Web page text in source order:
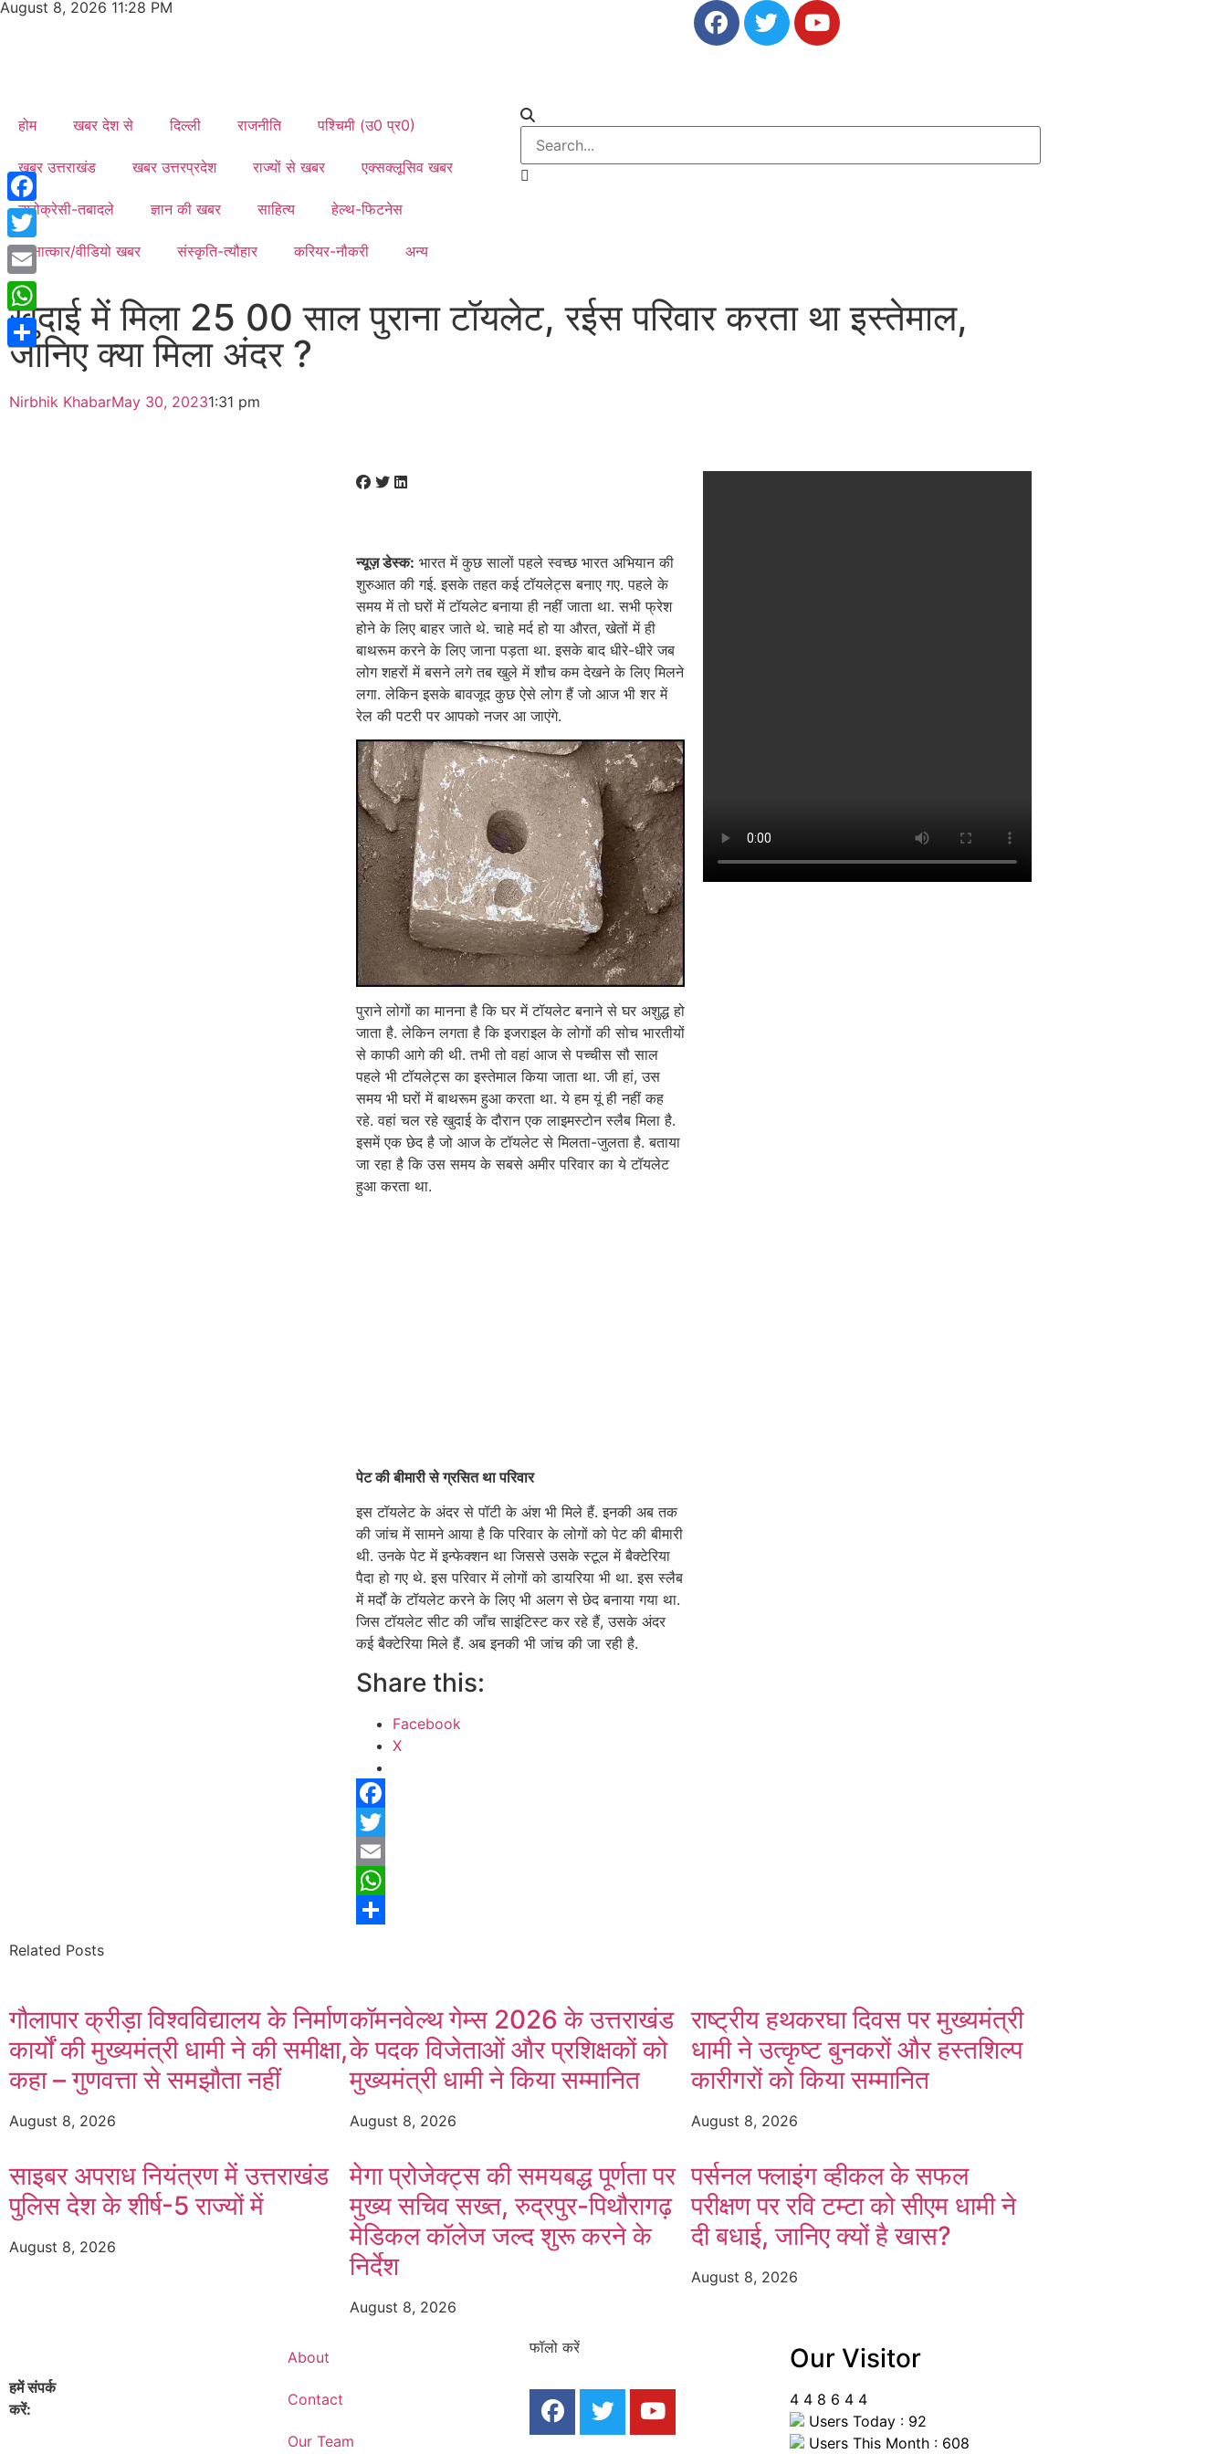
August 8, 2026 11:28 PM
होम खबर देश से दिल्ली राजनीति पश्चिमी (उ0 प्र0)
खबर उत्तराखंड खबर उत्तरप्रदेश राज्यों से खबर एक्सक्लूसिव खबर
ब्यूरोक्रेसी-तबादले ज्ञान की खबर साहित्य हेल्थ-फिटनेस
साक्षात्कार/वीडियो खबर संस्कृति-त्यौहार करियर-नौकरी अन्य
खुदाई में मिला 25 00 साल पुराना टॉयलेट, रईस परिवार करता था इस्तेमाल,
जानिए क्या मिला अंदर ?
Nirbhik KhabarMay 30, 20231:31 pm
न्यूज़ डेस्क: भारत में कुछ सालों पहले स्वच्छ भारत अभियान की
शुरुआत की गई. इसके तहत कई टॉयलेट्स बनाए गए. पहले के
समय में तो घरों में टॉयलेट बनाया ही नहीं जाता था. सभी फ्रेश
होने के लिए बाहर जाते थे. चाहे मर्द हो या औरत, खेतों में ही
बाथरूम करने के लिए जाना पड़ता था. इसके बाद धीरे-धीरे जब
लोग शहरों में बसने लगे तब खुले में शौच कम देखने के लिए मिलने
लगा. लेकिन इसके बावजूद कुछ ऐसे लोग हैं जो आज भी शर में
रेल की पटरी पर आपको नजर आ जाएंगे.
पुराने लोगों का मानना है कि घर में टॉयलेट बनाने से घर अशुद्ध हो
जाता है. लेकिन लगता है कि इजराइल के लोगों की सोच भारतीयों
से काफी आगे की थी. तभी तो वहां आज से पच्चीस सौ साल
पहले भी टॉयलेट्स का इस्तेमाल किया जाता था. जी हां, उस
समय भी घरों में बाथरूम हुआ करता था. ये हम यूं ही नहीं कह
रहे. वहां चल रहे खुदाई के दौरान एक लाइमस्टोन स्लैब मिला है.
इसमें एक छेद है जो आज के टॉयलेट से मिलता-जुलता है. बताया
जा रहा है कि उस समय के सबसे अमीर परिवार का ये टॉयलेट
हुआ करता था.
पेट की बीमारी से ग्रसित था परिवार
इस टॉयलेट के अंदर से पॉटी के अंश भी मिले हैं. इनकी अब तक
की जांच में सामने आया है कि परिवार के लोगों को पेट की बीमारी
थी. उनके पेट में इन्फेक्शन था जिससे उसके स्टूल में बैक्टेरिया
पैदा हो गए थे. इस परिवार में लोगों को डायरिया भी था. इस स्लैब
में मर्दों के टॉयलेट करने के लिए भी अलग से छेद बनाया गया था.
जिस टॉयलेट सीट की जाँच साइंटिस्ट कर रहे हैं, उसके अंदर
कई बैक्टेरिया मिले हैं. अब इनकी भी जांच की जा रही है.
Share this:
Facebook
X
Facebook
Twitter
Email
WhatsApp
Related Posts
गौलापार क्रीड़ा विश्वविद्यालय के निर्माण
कार्यों की मुख्यमंत्री धामी ने की समीक्षा,
कहा – गुणवत्ता से समझौता नहीं
August 8, 2026
कॉमनवेल्थ गेम्स 2026 के उत्तराखंड
के पदक विजेताओं और प्रशिक्षकों को
मुख्यमंत्री धामी ने किया सम्मानित
August 8, 2026
राष्ट्रीय हथकरघा दिवस पर मुख्यमंत्री
धामी ने उत्कृष्ट बुनकरों और हस्तशिल्प
कारीगरों को किया सम्मानित
August 8, 2026
साइबर अपराध नियंत्रण में उत्तराखंड
पुलिस देश के शीर्ष-5 राज्यों में
August 8, 2026
मेगा प्रोजेक्ट्स की समयबद्ध पूर्णता पर
मुख्य सचिव सख्त, रुद्रपुर-पिथौरागढ़
मेडिकल कॉलेज जल्द शुरू करने के
निर्देश
August 8, 2026
पर्सनल फ्लाइंग व्हीकल के सफल
परीक्षण पर रवि टम्टा को सीएम धामी ने
दी बधाई, जानिए क्यों है खास?
August 8, 2026
हमें संपर्क
करें:
About
Contact
Our Team
फॉलो करें Our Visitor
4 4 8 6 4 4
Users Today : 92
Users This Month : 608
Facebook
Twitter
Email
WhatsApp
Share